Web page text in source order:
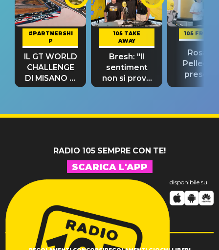
#PARTNERSHI
P
IL GT WORLD
CHALLENGE
DI MISANO si
riconferma
105 TAKE
AWAY
Bresh: "Il
sentiment
non si prova
fino alla notte
105
Rosario
“Così
RADIO 105 SEMPRE CON TE!
SCARICA L'APP
disponibile su